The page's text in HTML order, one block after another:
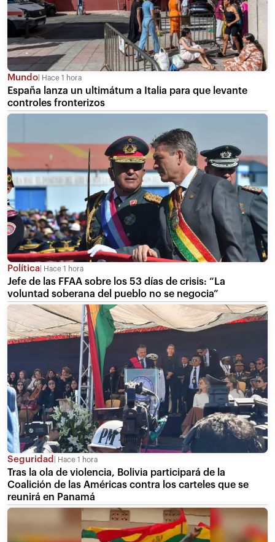
Mundo Hace 1 hora
España lanza un ultimátum a Italia para que levante
controles fronterizos
Política Hace 1 hora
Jefe de las FFAA sobre los 53 días de crisis: “La
voluntad soberana del pueblo no se negocia”
Seguridad Hace 1 hora
Tras la ola de violencia, Bolivia participará de la
Coalición de las Américas contra los carteles que se
reunirá en Panamá